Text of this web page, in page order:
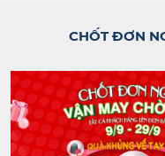
CHỐT ĐƠN